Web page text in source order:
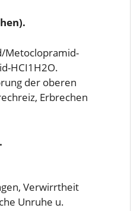
Metoclopramid-
HCI1H2O.
der oberen
Erbrechen
Verwirrtheit
Unruhe u.